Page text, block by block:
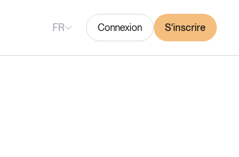
FR Connexion S'inscrire